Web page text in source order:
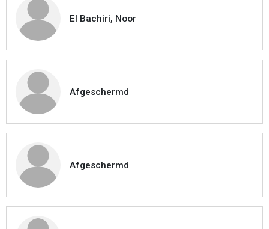
El Bachiri, Noor
Afgeschermd
Afgeschermd